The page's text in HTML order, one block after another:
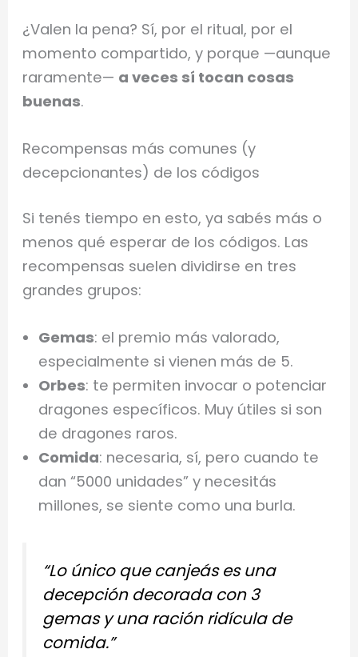
¿Valen la pena? Sí, por el ritual, por el
momento compartido, y porque —aunque
raramente— a veces sí tocan cosas
buenas.
Recompensas más comunes (y
decepcionantes) de los códigos
Si tenés tiempo en esto, ya sabés más o
menos qué esperar de los códigos. Las
recompensas suelen dividirse en tres
grandes grupos:
Gemas: el premio más valorado,
especialmente si vienen más de 5.
Orbes: te permiten invocar o potenciar
dragones específicos. Muy útiles si son
de dragones raros.
Comida: necesaria, sí, pero cuando te
dan “5000 unidades” y necesitás
millones, se siente como una burla.
“Lo único que canjeás es una
decepción decorada con 3
gemas y una ración ridícula de
comida.”